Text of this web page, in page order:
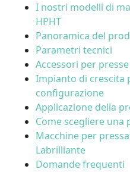
I nostri modelli di
HPHT
Panoramica del
Parametri tecnici
Accessori per
Impianto di crescita
configurazione
Applicazione della
Come scegliere una
Macchine per
Labrilliante
Domande frequenti